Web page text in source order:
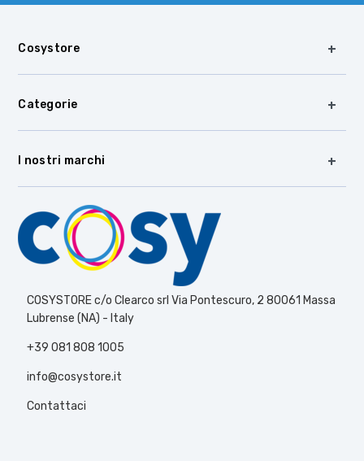
Cosystore
Categorie
I nostri marchi
COSYSTORE c/o Clearco srl Via Pontescuro, 2 80061 Massa
Lubrense (NA) - Italy
+39 081 808 1005
info@cosystore.it
Contattaci